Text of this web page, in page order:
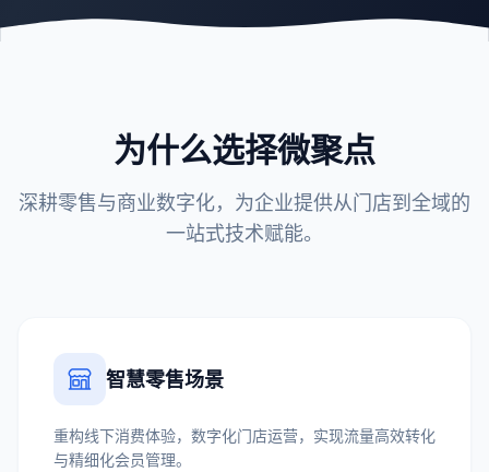
为什么选择微聚点
深耕零售与商业数字化，为企业提供从门店到全域的
一站式技术赋能。
智慧零售场景
重构线下消费体验，数字化门店运营，实现流量高效转化
与精细化会员管理。